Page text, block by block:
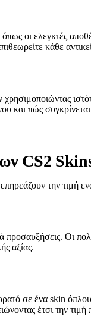
οι ελεγκτές
κάθε
και πώς
CS2
την τιμή
Οι
αξίας.
σε ένα skin
έτσι την τιμή